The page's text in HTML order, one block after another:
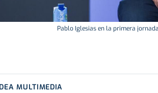
Pablo Iglesias en la primera
MULTIMEDIA